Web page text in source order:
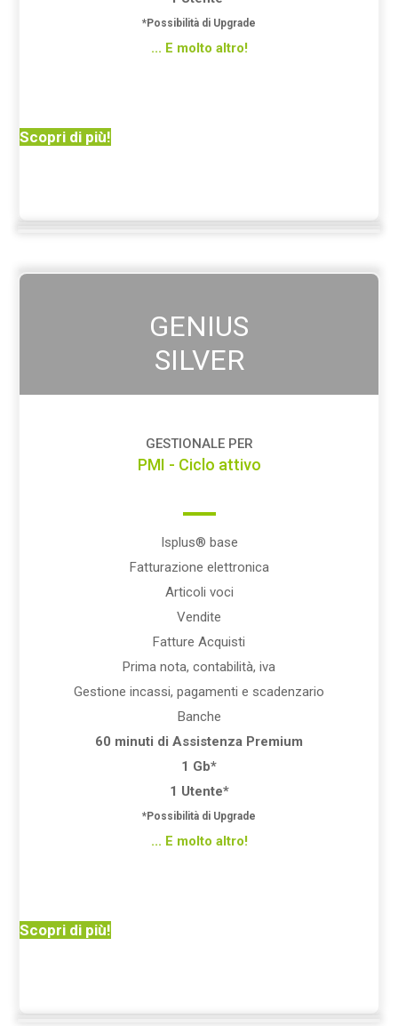
*Possibilità di Upgrade
... E molto altro!
Scopri di più!
GENIUS
SILVER
GESTIONALE PER
PMI - Ciclo attivo
Isplus® base
Fatturazione elettronica
Articoli voci
Vendite
Fatture Acquisti
Prima nota, contabilità, iva
Gestione incassi, pagamenti e scadenzario
Banche
60 minuti di Assistenza Premium
1 Gb*
1 Utente*
*Possibilità di Upgrade
... E molto altro!
Scopri di più!